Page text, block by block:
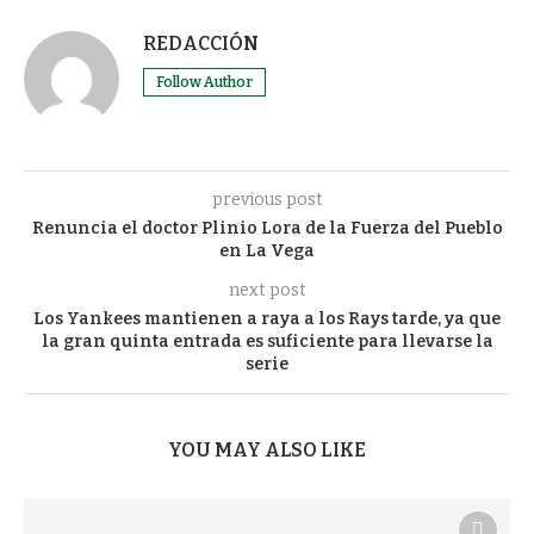
REDACCIÓN
Follow Author
previous post
Renuncia el doctor Plinio Lora de la Fuerza del Pueblo
en La Vega
next post
Los Yankees mantienen a raya a los Rays tarde, ya que
la gran quinta entrada es suficiente para llevarse la
serie
YOU MAY ALSO LIKE